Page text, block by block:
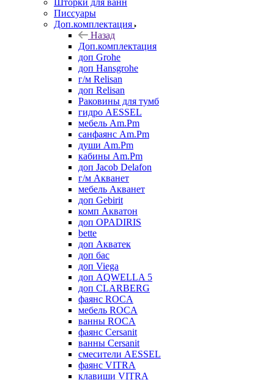
Шторки для ванн
Писсуары
Доп.комплектация
Назад
Доп.комплектация
доп Grohe
доп Hansgrohe
г/м Relisan
доп Relisan
Раковины для тумб
гидро AESSEL
мебель Am.Pm
санфаянс Am.Pm
души Am.Pm
кабины Am.Pm
доп Jacob Delafon
г/м Акванет
мебель Акванет
доп Gebirit
комп Акватон
доп OPADIRIS
bette
доп Акватек
доп бас
доп Viega
доп AQWELLA 5
доп CLARBERG
фаянс ROCA
мебель ROCA
ванны ROCA
фаянс Cersanit
ванны Cersanit
смесители AESSEL
фаянс VITRA
клавиши VITRA